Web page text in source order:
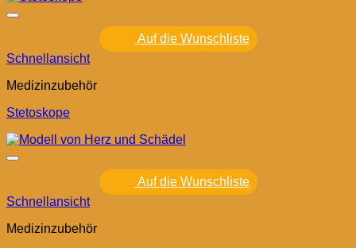
Auf die Wunschliste
Schnellansicht
Medizinzubehör
Stetoskope
Auf die Wunschliste
Schnellansicht
Medizinzubehör